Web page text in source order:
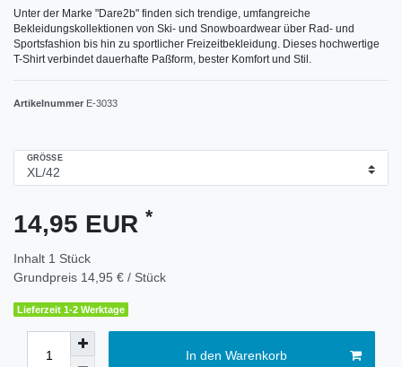
Unter der Marke "Dare2b" finden sich trendige, umfangreiche
Bekleidungskollektionen von Ski- und Snowboardwear über Rad- und
Sportsfashion bis hin zu sportlicher Freizeitbekleidung. Dieses hochwertige
T-Shirt verbindet dauerhafte Paßform, bester Komfort und Stil.
Artikelnummer E-3033
GRÖSSE
14,95 EUR *
Inhalt 1 Stück
Grundpreis 14,95 € / Stück
Lieferzeit 1-2 Werktage
In den Warenkorb